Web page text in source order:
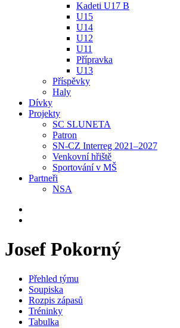
Kadeti U17 B
U15
U14
U12
U11
Přípravka
U13
Příspěvky
Haly
Dívky
Projekty
SC SLUNETA
Patron
SN-CZ Interreg 2021–2027
Venkovní hřiště
Sportování v MŠ
Partneři
NSA
Josef Pokorný
Přehled týmu
Soupiska
Rozpis zápasů
Tréninky
Tabulka